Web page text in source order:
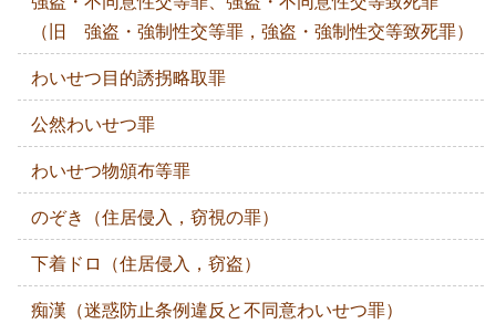
（旧 強盗・強制性交等罪，強盗・強制性交等致死罪）
わいせつ目的誘拐略取罪
公然わいせつ罪
わいせつ物頒布等罪
のぞき（住居侵入，窃視の罪）
下着ドロ（住居侵入，窃盗）
痴漢（迷惑防止条例違反と不同意わいせつ罪）